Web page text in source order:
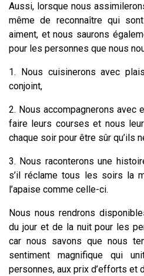
Aussi, lorsque nous
même de reconnaître qui
aiment, et nous saurons
pour les personnes que nous
1. Nous cuisinerons avec
conjoint,
2. Nous accompagnerons avec
faire leurs courses et nous
chaque soir pour être sûr qu’ils
3. Nous raconterons une
s’il réclame tous les soirs la
l’apaise comme celle-ci.
Nous nous rendrons
du jour et de la nuit pour les
car nous savons que nous
sentiment magnifique qui
personnes, aux prix d’efforts et